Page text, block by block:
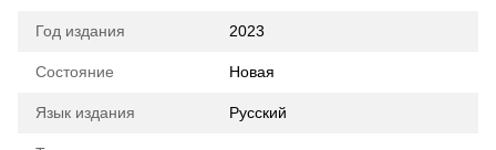
Год издания 2023
Состояние Новая
Язык издания Русский